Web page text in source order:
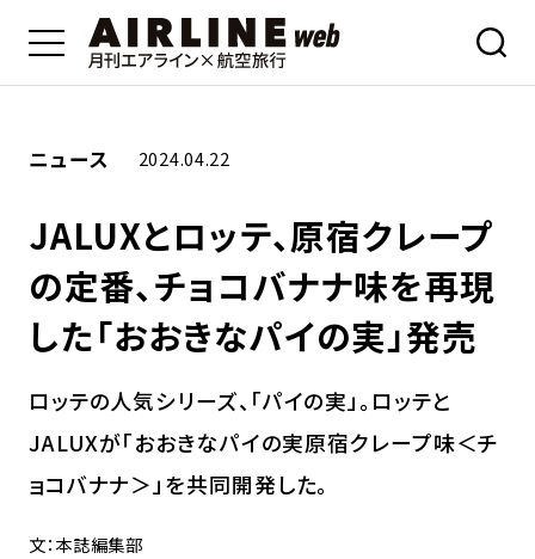
ニュース 2024.04.22
JALUXとロッテ、原宿クレープ
の定番、チョコバナナ味を再現
した「おおきなパイの実」発売
ロッテの人気シリーズ、「パイの実」。ロッテと
JALUXが「おおきなパイの実原宿クレープ味＜チ
ョコバナナ＞」を共同開発した。
文：本誌編集部